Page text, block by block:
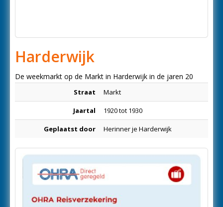
Harderwijk
De weekmarkt op de Markt in Harderwijk in de jaren 20
Straat Markt
Jaartal 1920 tot 1930
Geplaatst door Herinner je Harderwijk